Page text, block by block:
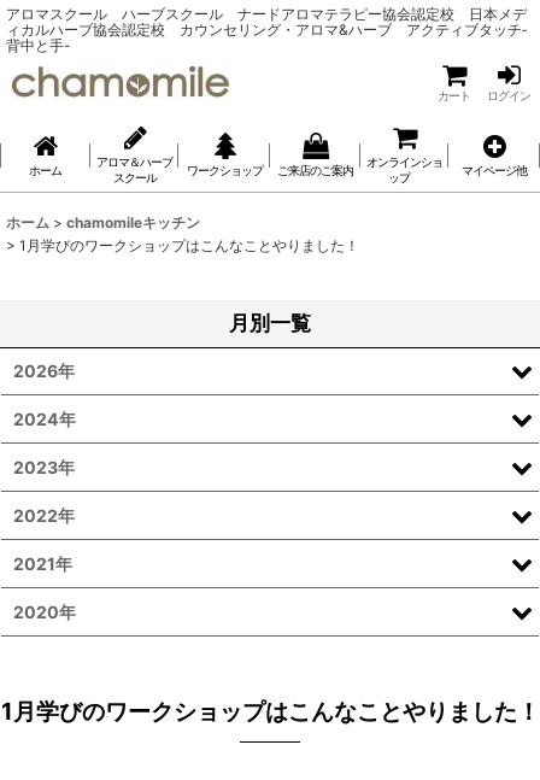
アロマスクール ハーブスクール ナードアロマテラピー協会認定校 日本メデ
ィカルハーブ協会認定校 カウンセリング・アロマ&ハーブ アクティブタッチ‐
背中と手-
カート ログイン
ホーム
アロマ＆ハーブ
スクール
ワークショップ ご来店のご案内
オンラインショ
ップ
マイページ他
ホーム > chamomileキッチン
> 1月学びのワークショップはこんなことやりました！
1月学びのワークショップはこんなことやりました！
月別一覧
2026年
2024年
2023年
2022年
2021年
2020年